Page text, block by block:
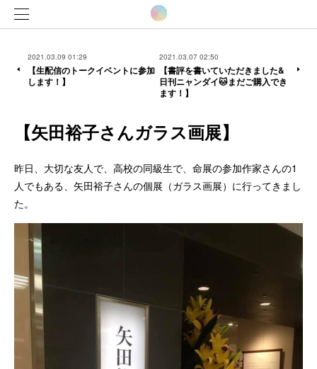
2021.03.09 01:29
【生配信のトークイベントに参加
します！】
2021.03.07 02:50
【書評を書いていただきました&
日刊ニャンダイ🐱まだご購入でき
ます！】
【矢田裕子さんガラス画展】
昨日、大切な友人で、高校の同級生で、命展の参加作家さんの1
人でもある、矢田裕子さんの個展（ガラス画展）に行ってきまし
た。